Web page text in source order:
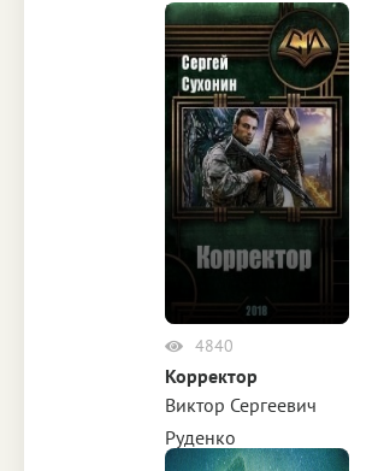
Руденко
4840
Корректор
Виктор Сергеевич
Руденко